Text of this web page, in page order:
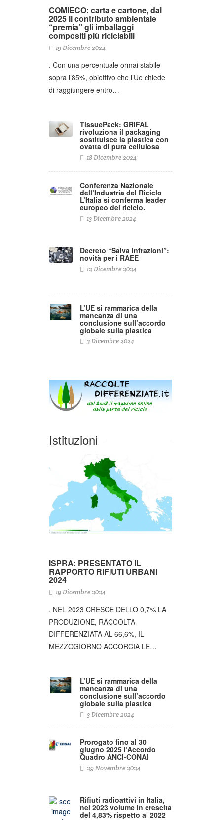
COMIECO: carta e cartone, dal
2025 il contributo ambientale
“premia” gli imballaggi
compositi più riciclabili
19 Dicembre 2024
. Con una percentuale ormai stabile
sopra l’85%, obiettivo che l’Ue chiede
di raggiungere entro…
TissuePack: GRIFAL
rivoluziona il packaging
sostituisce la plastica con
ovatta di pura cellulosa
18 Dicembre 2024
Conferenza Nazionale
dell’Industria del Riciclo
L’Italia si conferma leader
europeo del riciclo.
13 Dicembre 2024
Decreto “Salva Infrazioni”:
novità per i RAEE
12 Dicembre 2024
L’UE si rammarica della
mancanza di una
conclusione sull’accordo
globale sulla plastica
3 Dicembre 2024
Istituzioni
ISPRA: PRESENTATO IL
RAPPORTO RIFIUTI URBANI
2024
19 Dicembre 2024
. NEL 2023 CRESCE DELLO 0,7% LA
PRODUZIONE, RACCOLTA
DIFFERENZIATA AL 66,6%, IL
MEZZOGIORNO ACCORCIA LE…
L’UE si rammarica della
mancanza di una
conclusione sull’accordo
globale sulla plastica
3 Dicembre 2024
Prorogato fino al 30
giugno 2025 l’Accordo
Quadro ANCI-CONAI
29 Novembre 2024
Rifiuti radioattivi in Italia,
nel 2023 volume in crescita
del 4,83% rispetto al 2022